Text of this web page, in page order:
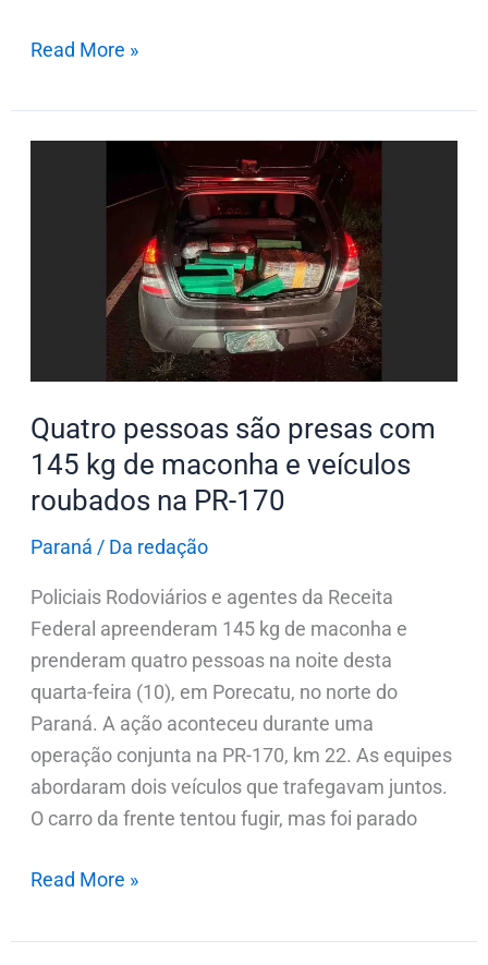
Read More »
Quatro pessoas são presas com
145 kg de maconha e veículos
roubados na PR-170
Paraná / Da redação
Policiais Rodoviários e agentes da Receita
Federal apreenderam 145 kg de maconha e
prenderam quatro pessoas na noite desta
quarta-feira (10), em Porecatu, no norte do
Paraná. A ação aconteceu durante uma
operação conjunta na PR-170, km 22. As equipes
abordaram dois veículos que trafegavam juntos.
O carro da frente tentou fugir, mas foi parado
de
e
veículos
roubados
na
170
Read More »